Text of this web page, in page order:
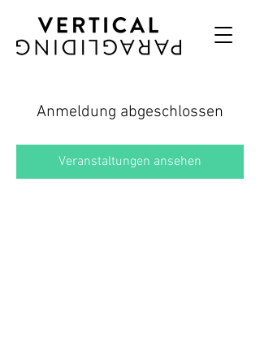
Anmeldung abgeschlossen
Veranstaltungen ansehen